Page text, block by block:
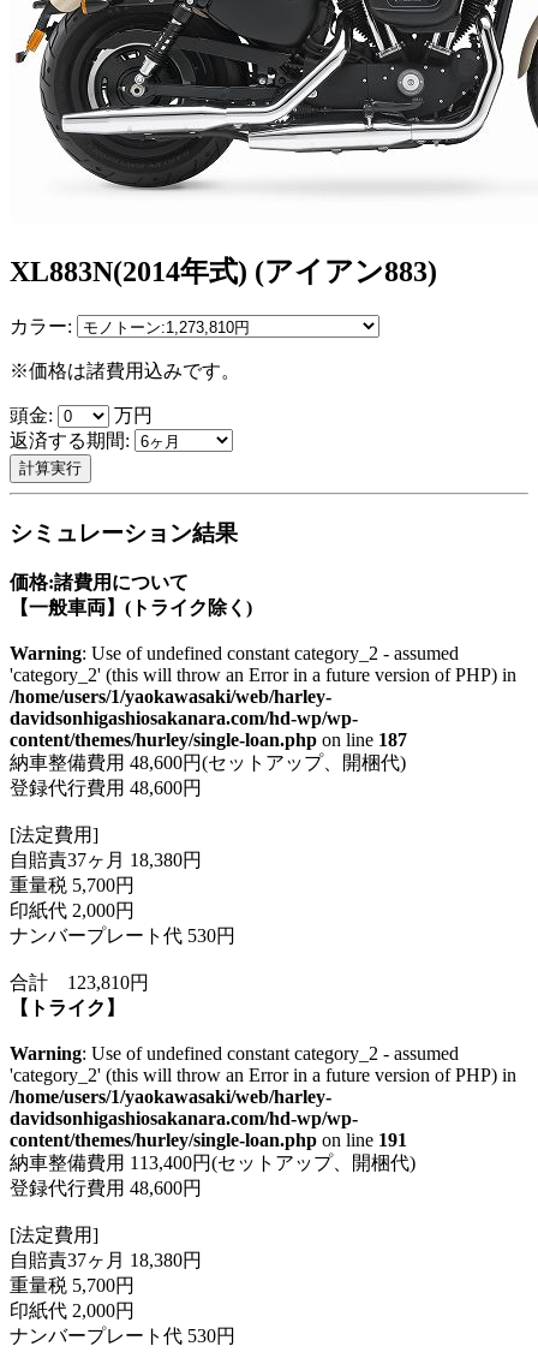
XL883N(2014年式) (アイアン883)
カラー:
※価格は諸費用込みです。
頭金:
万円
返済する期間:
シミュレーション結果
価格:諸費用について
【一般車両】(トライク除く)
Warning: Use of undefined constant category_2 - assumed
'category_2' (this will throw an Error in a future version of PHP) in
/home/users/1/yaokawasaki/web/harley-
davidsonhigashiosakanara.com/hd-wp/wp-
content/themes/hurley/single-loan.php on line 187
納車整備費用 48,600円(セットアップ、開梱代)
登録代行費用 48,600円
[法定費用]
自賠責37ヶ月 18,380円
重量税 5,700円
印紙代 2,000円
ナンバープレート代 530円
合計 123,810円
【トライク】
Warning: Use of undefined constant category_2 - assumed
'category_2' (this will throw an Error in a future version of PHP) in
/home/users/1/yaokawasaki/web/harley-
davidsonhigashiosakanara.com/hd-wp/wp-
content/themes/hurley/single-loan.php on line 191
納車整備費用 113,400円(セットアップ、開梱代)
登録代行費用 48,600円
[法定費用]
自賠責37ヶ月 18,380円
重量税 5,700円
印紙代 2,000円
ナンバープレート代 530円